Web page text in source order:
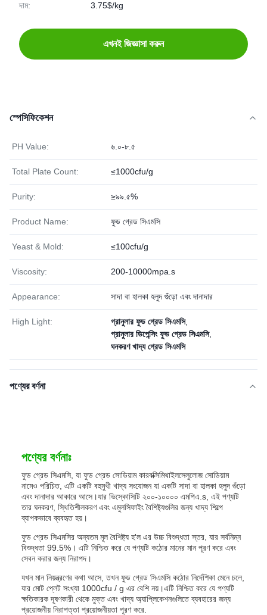
দাম: 3.75$/kg
এখনই জিজ্ঞাসা করুন
স্পেসিফিকেশন
PH Value: ৬.০-৮.৫
Total Plate Count: ≤1000cfu/g
Purity: ≥৯৯.৫%
Product Name: ফুড গ্রেড সিএমসি
Yeast & Mold: ≤100cfu/g
Viscosity: 200-10000mpa.s
Appearance: সাদা বা হালকা হলুদ গুঁড়ো এবং দানাদার
High Light: গ্রানুলার ফুড গ্রেড সিএমসি,
গ্রানুলার ডিপেন্সিং ফুড গ্রেড সিএমসি,
ঘনকরণ খাদ্য গ্রেড সিএমসি
পণ্যের বর্ণনা
পণ্যের বর্ণনাঃ
ফুড গ্রেড সিএমসি, যা ফুড গ্রেড সোডিয়াম কারবক্সিমিথাইলসেলুলোজ সোডিয়াম
নামেও পরিচিত, এটি একটি বহুমুখী খাদ্য সংযোজন যা একটি সাদা বা হালকা হলুদ গুঁড়ো
এবং দানাদার আকারে আসে।যার ভিস্কোসিটি ২০০-১০০০০ এমপিএ.s, এই পণ্যটি
তার ঘনকরণ, স্থিতিশীলকরণ এবং এমুলসিফাইং বৈশিষ্ট্যগুলির জন্য খাদ্য শিল্পে
ব্যাপকভাবে ব্যবহৃত হয়।
ফুড গ্রেড সিএমসির অন্যতম মূল বৈশিষ্ট্য হ'ল এর উচ্চ বিশুদ্ধতা স্তর, যার সর্বনিম্ন
বিশুদ্ধতা 99.5%। এটি নিশ্চিত করে যে পণ্যটি কঠোর মানের মান পূরণ করে এবং
সেবন করার জন্য নিরাপদ।
যখন মান নিয়ন্ত্রণের কথা আসে, তখন ফুড গ্রেড সিএমসি কঠোর নির্দেশিকা মেনে চলে,
যার মোট প্লেট সংখ্যা 1000cfu / g এর বেশি নয়।এটি নিশ্চিত করে যে পণ্যটি
ক্ষতিকারক দূষণকারী থেকে মুক্ত এবং খাদ্য অ্যাপ্লিকেশনগুলিতে ব্যবহারের জন্য
প্রয়োজনীয় নিরাপত্তা প্রয়োজনীয়তা পূরণ করে.